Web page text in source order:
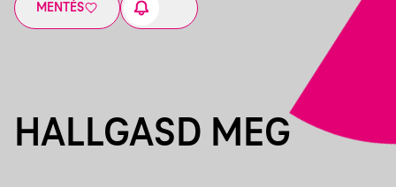
MENTÉS
HALLGASD MEG